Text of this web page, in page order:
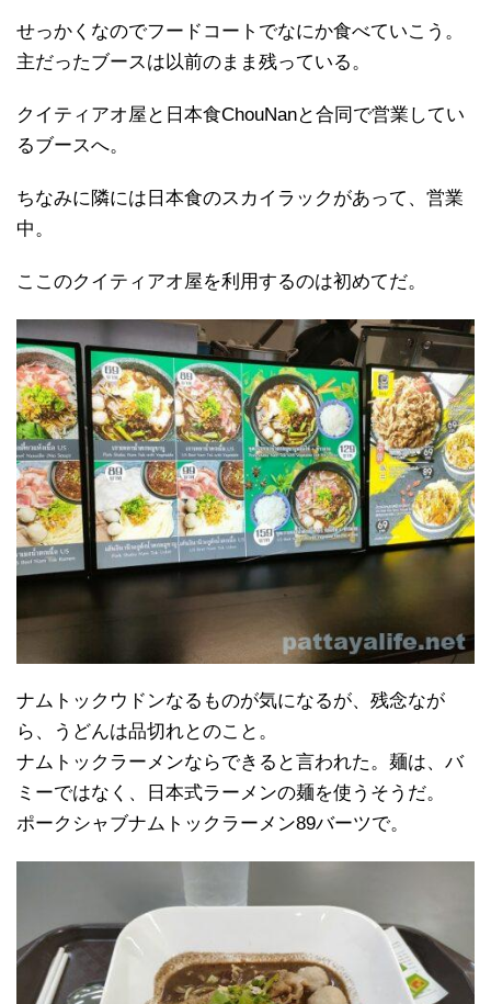
せっかくなのでフードコートでなにか食べていこう。
主だったブースは以前のまま残っている。
クイティアオ屋と日本食ChouNanと合同で営業してい
るブースへ。
ちなみに隣には日本食のスカイラックがあって、営業
中。
ここのクイティアオ屋を利用するのは初めてだ。
ナムトックウドンなるものが気になるが、残念なが
ら、うどんは品切れとのこと。
ナムトックラーメンならできると言われた。麺は、バ
ミーではなく、日本式ラーメンの麺を使うそうだ。
ポークシャブナムトックラーメン89バーツで。